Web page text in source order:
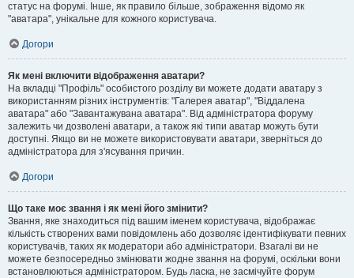
статус на форумі. Інше, як правило більше, зображення відомо як
"аватара", унікальне для кожного користувача.
Догори
Як мені включити відображення аватари?
На вкладці "Профіль" особистого розділу ви можете додати аватару з
використанням різних інструментів: "Галерея аватар", "Віддалена
аватара" або "Завантажувана аватара". Від адміністратора форуму
залежить чи дозволені аватари, а також які типи аватар можуть бути
доступні. Якщо ви не можете використовувати аватари, зверніться до
адміністратора для з'ясування причин.
Догори
Що таке моє звання і як мені його змінити?
Звання, яке знаходиться під вашим іменем користувача, відображає
кількість створених вами повідомлень або дозволяє ідентифікувати певних
користувачів, таких як модератори або адміністратори. Взагалі ви не
можете безпосередньо змінювати жодне звання на форумі, оскільки вони
встановлюються адміністратором. Будь ласка, не засмічуйте форум